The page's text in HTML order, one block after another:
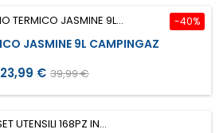
-40%
JASMINE 9L CAMPINGAZ
Prezzo
23,99 € Prezzo
base
39,99 €